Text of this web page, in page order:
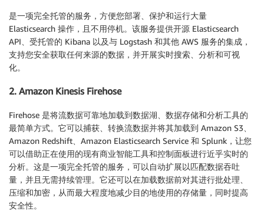
是一项完全托管的服务，方便您部署、保护和运行大量
Elasticsearch 操作，且不用停机。该服务提供开源 Elasticsearch
API、受托管的 Kibana 以及与 Logstash 和其他 AWS 服务的集成，
支持您安全获取任何来源的数据，并开展实时搜索、分析和可视
化。
2. Amazon Kinesis Firehose
Firehose 是将流数据可靠地加载到数据湖、数据存储和分析工具的
最简单方式。它可以捕获、转换流数据并将其加载到 Amazon S3、
Amazon Redshift、Amazon Elasticsearch Service 和 Splunk，让您
可以借助正在使用的现有商业智能工具和控制面板进行近乎实时的
分析。这是一项完全托管的服务，可以自动扩展以匹配数据吞吐
量，并且无需持续管理。它还可以在加载数据前对其进行批处理、
压缩和加密，从而最大程度地减少目的地使用的存储量，同时提高
安全性。